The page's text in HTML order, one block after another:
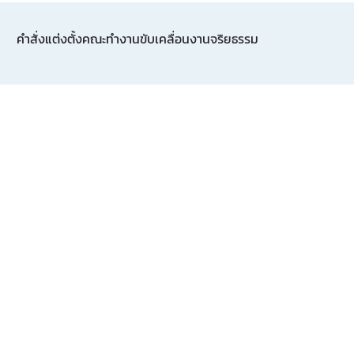
คำสั่งแต่งตั้งคณะทำงานขับเคลื่อนงานจริยธรรม